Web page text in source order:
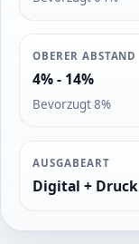
OBERER ABSTAND
4% - 14%
Bevorzugt 8%
AUSGABEART
Digital + Druck